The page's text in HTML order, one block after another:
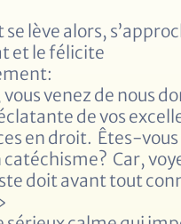
lève alors,
et le félicite
venez de nous
de vos
en droit. Êtes-
catéchisme? Car,
doit avant tout